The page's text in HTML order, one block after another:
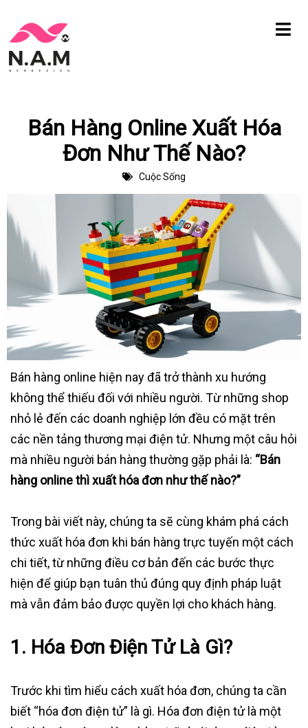
Chuyển
tới
Bán Hàng Online Xuất Hóa
Đơn Như Thế Nào?
Cuộc Sống
Bán hàng online hiện nay đã trở thành xu hướng
không thể thiếu đối với nhiều người. Từ những shop
nhỏ lẻ đến các doanh nghiệp lớn đều có mặt trên
các nền tảng thương mại điện tử. Nhưng một câu hỏi
mà nhiều người bán hàng thường gặp phải là: “Bán
hàng online thì xuất hóa đơn như thế nào?”
Trong bài viết này, chúng ta sẽ cùng khám phá cách
thức xuất hóa đơn khi bán hàng trực tuyến một cách
chi tiết, từ những điều cơ bản đến các bước thực
hiện để giúp bạn tuân thủ đúng quy định pháp luật
mà vẫn đảm bảo được quyền lợi cho khách hàng.
1. Hóa Đơn Điện Tử Là Gì?
Trước khi tìm hiểu cách xuất hóa đơn, chúng ta cần
biết “hóa đơn điện tử” là gì. Hóa đơn điện tử là một